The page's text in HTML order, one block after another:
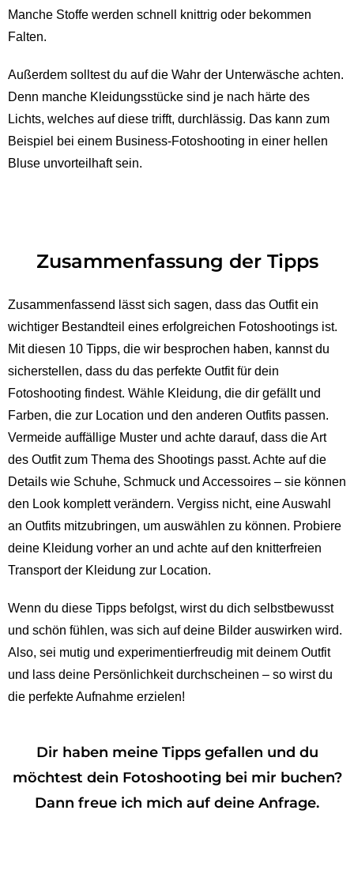
Manche Stoffe werden schnell knittrig oder bekommen
Falten.
Außerdem solltest du auf die Wahr der Unterwäsche achten.
Denn manche Kleidungsstücke sind je nach härte des
Lichts, welches auf diese trifft, durchlässig. Das kann zum
Beispiel bei einem Business-Fotoshooting in einer hellen
Bluse unvorteilhaft sein.
Zusammenfassung der Tipps
Zusammenfassend lässt sich sagen, dass das Outfit ein
wichtiger Bestandteil eines erfolgreichen Fotoshootings ist.
Mit diesen 10 Tipps, die wir besprochen haben, kannst du
sicherstellen, dass du das perfekte Outfit für dein
Fotoshooting findest. Wähle Kleidung, die dir gefällt und
Farben, die zur Location und den anderen Outfits passen.
Vermeide auffällige Muster und achte darauf, dass die Art
des Outfit zum Thema des Shootings passt. Achte auf die
Details wie Schuhe, Schmuck und Accessoires – sie können
den Look komplett verändern. Vergiss nicht, eine Auswahl
an Outfits mitzubringen, um auswählen zu können. Probiere
deine Kleidung vorher an und achte auf den knitterfreien
Transport der Kleidung zur Location.
Wenn du diese Tipps befolgst, wirst du dich selbstbewusst
und schön fühlen, was sich auf deine Bilder auswirken wird.
Also, sei mutig und experimentierfreudig mit deinem Outfit
und lass deine Persönlichkeit durchscheinen – so wirst du
die perfekte Aufnahme erzielen!
Dir haben meine Tipps gefallen und du
möchtest dein Fotoshooting bei mir buchen?
Dann freue ich mich auf deine Anfrage.